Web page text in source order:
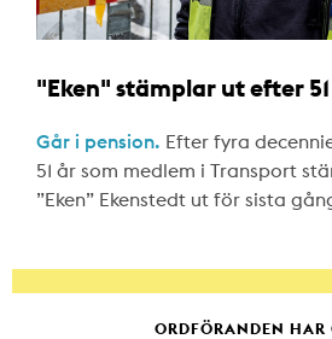
"Eken" stämplar ut efter
Går i pension. Efter fyra
51 år som medlem i Transport
”Eken” Ekenstedt ut för sista
ORDFÖRANDEN HAR